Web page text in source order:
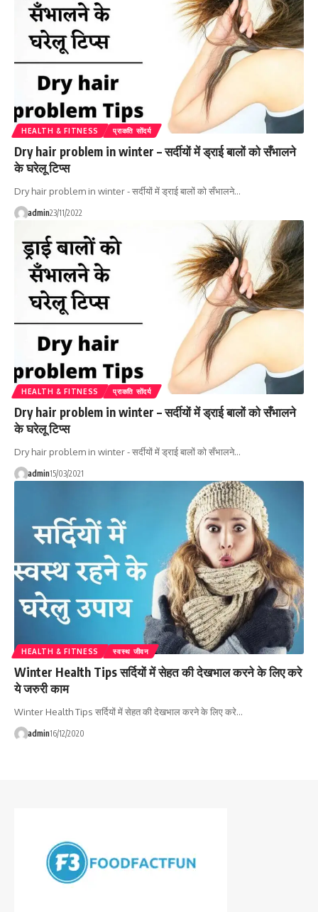
HEALTH & FITNESS प्राकति सोंदर्य
Dry hair problem in winter – सर्दीयों में ड्राई बालों को सँभालने
के घरेलू टिप्स
Dry hair problem in winter - सर्दीयों में ड्राई बालों को सँभालने…
admin23/11/2022
HEALTH & FITNESS प्राकति सोंदर्य
Dry hair problem in winter – सर्दीयों में ड्राई बालों को सँभालने
के घरेलू टिप्स
Dry hair problem in winter - सर्दीयों में ड्राई बालों को सँभालने…
admin15/03/2021
HEALTH & FITNESS स्वस्थ जीवन
Winter Health Tips सर्दियों में सेहत की देखभाल करने के लिए करे
ये जरुरी काम
Winter Health Tips सर्दियों में सेहत की देखभाल करने के लिए करे…
admin16/12/2020